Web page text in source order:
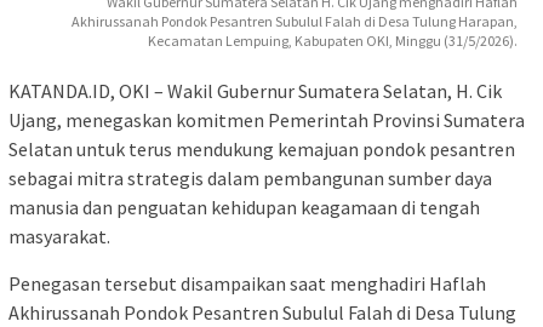
Akhirussanah Pondok Pesantren Subulul Falah di Desa Tulung Harapan,
Kecamatan Lempuing, Kabupaten OKI, Minggu (31/5/2026).
KATANDA.ID, OKI – Wakil Gubernur Sumatera Selatan, H. Cik
Ujang, menegaskan komitmen Pemerintah Provinsi Sumatera
Selatan untuk terus mendukung kemajuan pondok pesantren
sebagai mitra strategis dalam pembangunan sumber daya
manusia dan penguatan kehidupan keagamaan di tengah
masyarakat.
Penegasan tersebut disampaikan saat menghadiri Haflah
Akhirussanah Pondok Pesantren Subulul Falah di Desa Tulung